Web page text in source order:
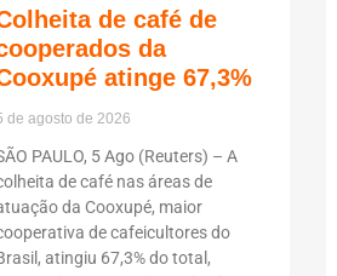
de café de
da
atinge 67,3%
de agosto de 2026
PAULO, 5 Ago (Reuters) – A
de café nas áreas de
da Cooxupé, maior
de cafeicultores do
atingiu 67,3% do total,